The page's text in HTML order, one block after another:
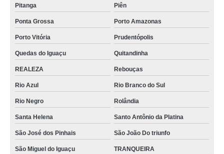
Pitanga Piên
Ponta Grossa Porto Amazonas
Porto Vitória Prudentópolis
Quedas do Iguaçu Quitandinha
REALEZA Rebouças
Rio Azul Rio Branco do Sul
Rio Negro Rolândia
Santa Helena Santo Antônio da Platina
São José dos Pinhais São João Do triunfo
São Miguel do Iguaçu TRANQUEIRA